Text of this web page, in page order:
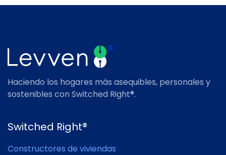
Haciendo los hogares más asequibles, personales y
sostenibles con Switched Right®.
Switched Right®
Constructores de viviendas